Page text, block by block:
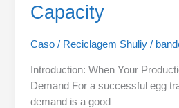
Capacity
Caso / Reciclagem Shuliy/
Introduction: When Your
Demand For a successful egg
demand is a good